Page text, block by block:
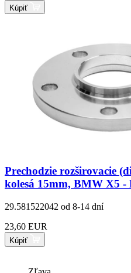
Kúpiť
Prechodzie rozširovacie
kolesá 15mm, BMW X5 -
29.581522042 od 8-14 dní
23,60 EUR
Kúpiť